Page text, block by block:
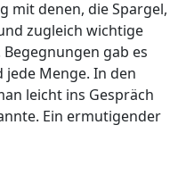
mit denen, die Spargel,
zugleich wichtige
gab es
Menge. In den
leicht ins Gespräch
Ein ermutigender